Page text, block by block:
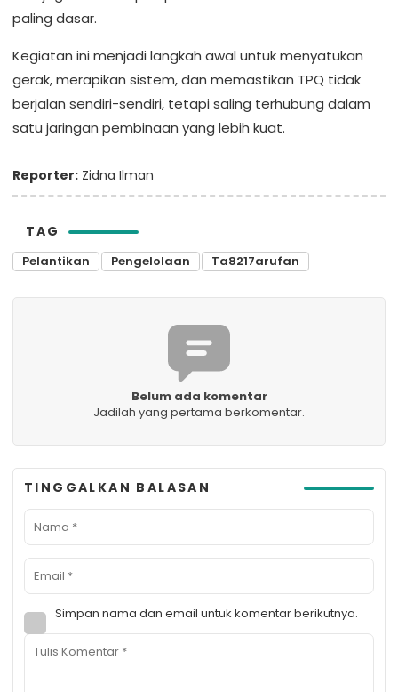
paling dasar.
Kegiatan ini menjadi langkah awal untuk menyatukan
gerak, merapikan sistem, dan memastikan TPQ tidak
berjalan sendiri-sendiri, tetapi saling terhubung dalam
satu jaringan pembinaan yang lebih kuat.
Reporter: Zidna Ilman
TAG
Pelantikan Pengelolaan Ta8217arufan
Belum ada komentar
Jadilah yang pertama berkomentar.
TINGGALKAN BALASAN
Simpan nama dan email untuk komentar berikutnya.